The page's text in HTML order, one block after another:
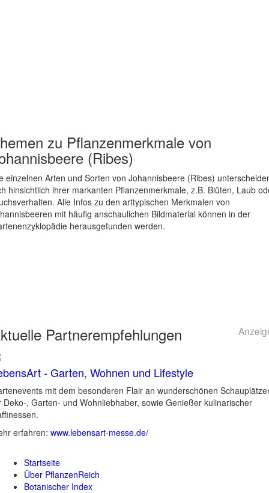
zu Pflanzenmerkmale von
(Ribes)
einzelnen Arten und Sorten von Johannisbeere (Ribes)
hinsichtlich ihrer markanten Pflanzenmerkmale, z.B. Blüten, Laub
Alle Infos zu den arttypischen Merkmalen von
mit häufig anschaulichen Bildmaterial können in der
herausgefunden werden.
Partnerempfehlungen
- Garten, Wohnen und Lifestyle
mit dem besonderen Flair an wunderschönen
Deko-, Garten- und Wohnliebhaber, sowie Genießer kulinarischer
erfahren: www.lebensart-messe.de/
Startseite
Über PflanzenReich
Botanischer Index